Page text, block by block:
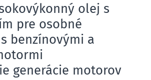
olej s
pre osobné
benzínovými a
generácie motorov